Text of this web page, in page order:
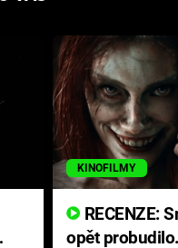
KINOFILMY
opět